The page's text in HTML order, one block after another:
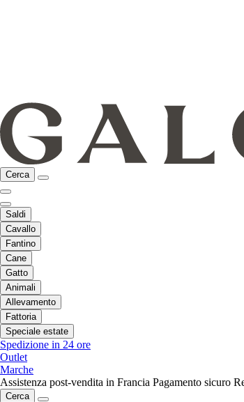
Cerca
Saldi
Cavallo
Fantino
Cane
Gatto
Animali
Allevamento
Fattoria
Speciale estate
Spedizione in 24 ore
Outlet
Marche
Assistenza post-vendita in Francia Pagamento sicuro
Cerca